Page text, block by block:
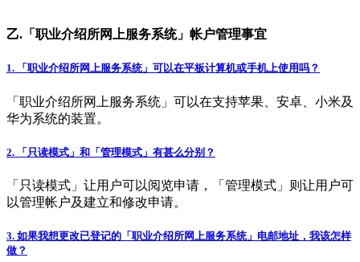
乙.「职业介绍所网上服务系统」帐户管理事宜
1. 「职业介绍所网上服务系统」可以在平板计算机或手机上使用吗？
「职业介绍所网上服务系统」可以在支持苹果、安卓、小米及
华为系统的装置。
2. 「只读模式」和「管理模式」有甚么分别？
「只读模式」让用户可以阅览申请，「管理模式」则让用户可
以管理帐户及建立和修改申请。
3. 如果我想更改已登记的「职业介绍所网上服务系统」电邮地址，我该怎样
做？